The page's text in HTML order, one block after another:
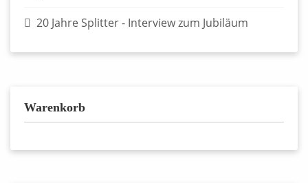
20 Jahre Splitter - Interview zum Jubiläum
Warenkorb